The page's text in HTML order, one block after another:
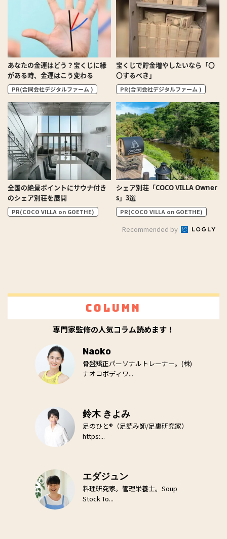
あなたの金運はどう？宝くじに縁
がある時、金運はこう変わる
PR(合同会社デジタルファーム )
宝くじで貯金増やしたいなら「〇
〇するべき」
PR(合同会社デジタルファーム )
全国の絶景ポイントにサウナ付き
のシェア別荘を展開
PR(COCO VILLA on GOETHE)
シェア別荘「COCO VILLA Owner
s」3選
PR(COCO VILLA on GOETHE)
Recommended by
Column
専門家監修の人気コラム読めます！
Naoko
骨盤矯正パーソナルトレーナー。(株)
ナオコボディワ...
鈴木 きよみ
足のひと®（足読み師/足裏研究家）
https:...
エダジュン
料理研究家。管理栄養士。Soup
Stock To...